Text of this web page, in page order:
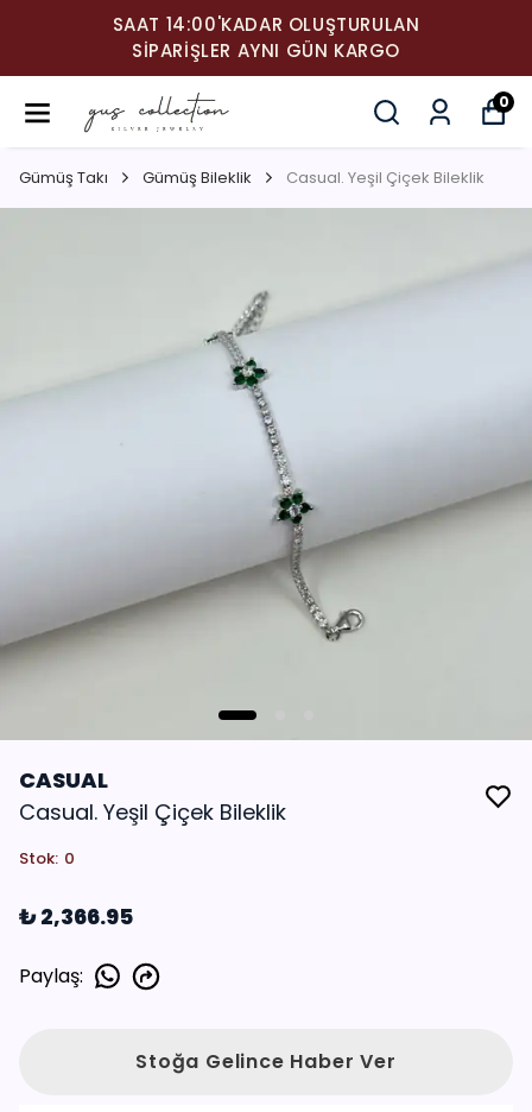
SAAT 14:00'KADAR OLUŞTURULAN
SIPARIŞLER AYNI GÜN KARGO
0
Gümüş Takı Gümüş Bileklik Casual. Yeşil Çiçek Bileklik
CASUAL
Casual. Yeşil Çiçek Bileklik
Stok: 0
₺ 2,366.95
Paylaş:
Stoğa Gelince Haber Ver